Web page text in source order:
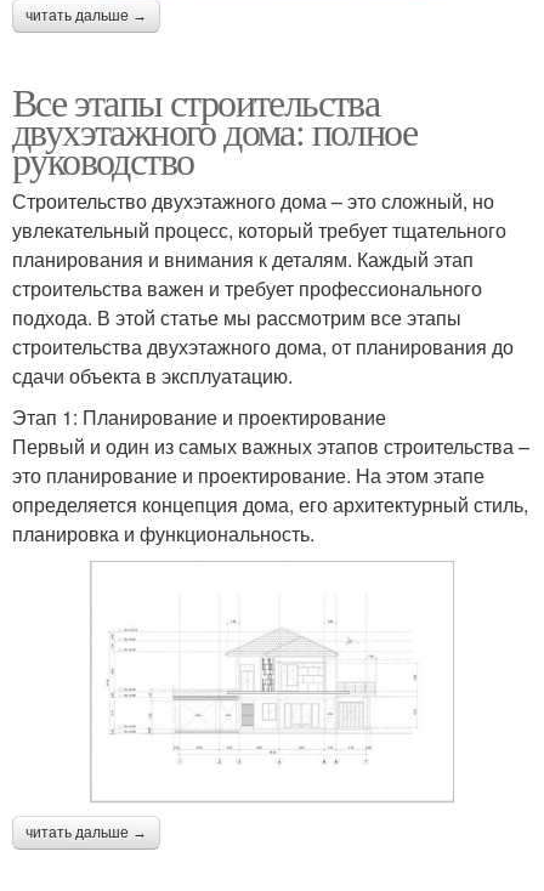
читать дальше →
Все этапы строительства
двухэтажного дома: полное
руководство
Строительство двухэтажного дома – это сложный, но
увлекательный процесс, который требует тщательного
планирования и внимания к деталям. Каждый этап
строительства важен и требует профессионального
подхода. В этой статье мы рассмотрим все этапы
строительства двухэтажного дома, от планирования до
сдачи объекта в эксплуатацию.
Этап 1: Планирование и проектирование
Первый и один из самых важных этапов строительства –
это планирование и проектирование. На этом этапе
определяется концепция дома, его архитектурный стиль,
планировка и функциональность.
читать дальше →